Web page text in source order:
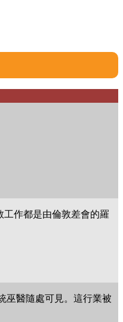
作都是由倫敦差會的羅
巫醫隨處可見。這行業被